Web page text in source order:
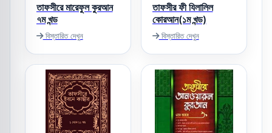
তাফসীরে মারেফুল কুরআন
৭ম খন্ড
বিস্তারিত দেখুন
তাফসীর ফী যিলালিল
কোরআন(১ম খন্ড)
বিস্তারিত দেখুন